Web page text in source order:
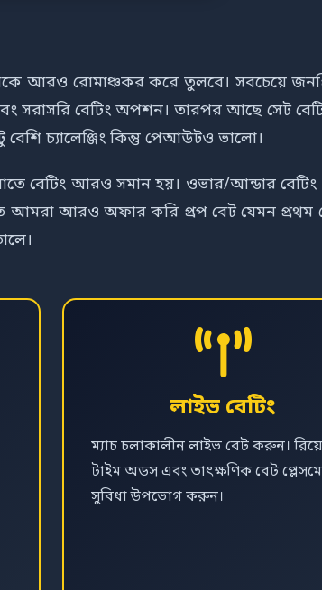
আরও রোমাঞ্চকর করে তুলবে। সবচেয়ে
সরাসরি বেটিং অপশন। তারপর আছে সেট
চ্যালেঞ্জিং কিন্তু পেআউটও ভালো।
যাতে বেটিং আরও সমান হয়। ওভার/আন্ডার
তে আমরা আরও অফার করি প্রপ বেট যেমন প্রথম
লাইভ বেটিং
ম্যাচ চলাকালীন লাইভ বেট করুন।
টাইম অডস এবং তাৎক্ষণিক বেট
সুবিধা উপভোগ করুন।